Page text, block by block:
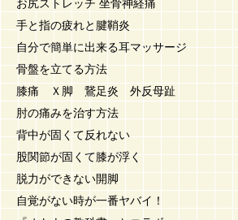
お尻ストレッチ 坐骨神経痛
手と指の疲れと腱鞘炎
自分で簡単に出来る耳マッサージ
骨盤を立てる方法
膝痛 Ｘ脚 鵞足炎 外反母趾
肘の痛みを治す方法
背中が固くて反れない
股関節が固くて膝が浮く
脱力ができない開脚
自覚がない時が一番ヤバイ！